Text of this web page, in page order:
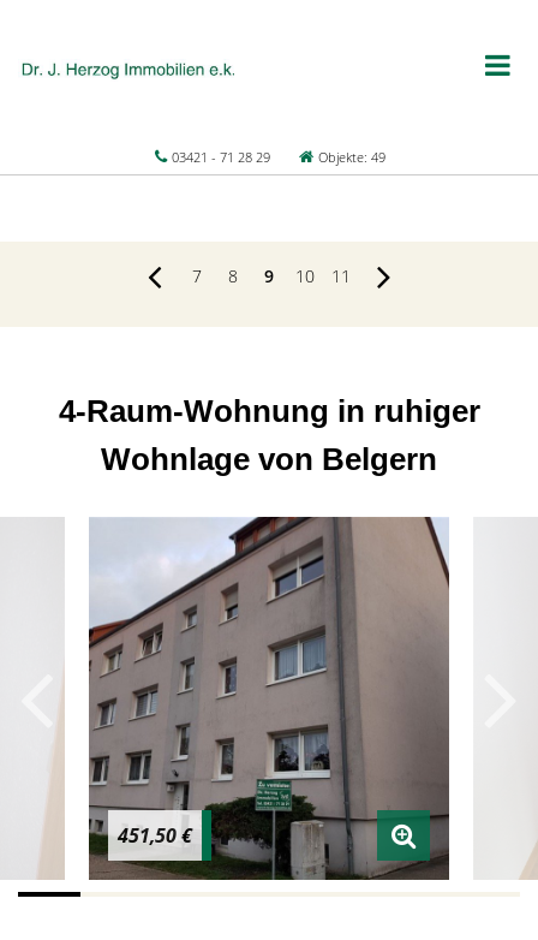
03421 - 71 28 29 Objekte: 49
7 8 9 10 11
4-Raum-Wohnung in ruhiger
Wohnlage von Belgern
451,50 €